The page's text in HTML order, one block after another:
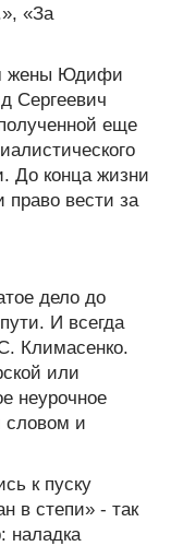
«За
жены Юдифи
Сергеевич
еще
До конца жизни
право вести за
дело до
И всегда
Климасенко.
или
неурочное
словом и
к пуску
в степи» - так
наладка